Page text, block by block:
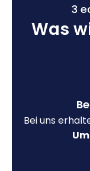
3
Was
Bei uns